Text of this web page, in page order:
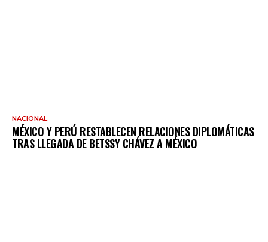
NACIONAL
MÉXICO Y PERÚ RESTABLECEN RELACIONES DIPLOMÁTICAS
TRAS LLEGADA DE BETSSY CHÁVEZ A MÉXICO